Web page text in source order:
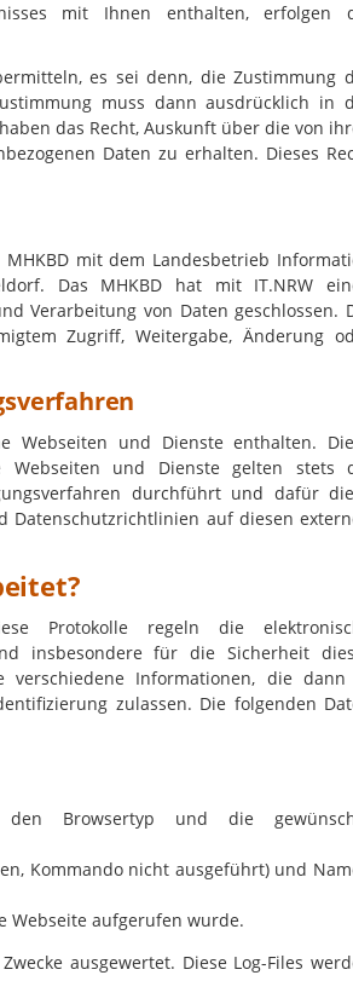
mit Ihnen enthalten, erfolgen
es sei denn, die Zustimmung
muss dann ausdrücklich in
das Recht, Auskunft über die von
Daten zu erhalten. Dieses
mit dem Landesbetrieb
Das MHKBD hat mit IT.NRW
Verarbeitung von Daten geschlossen.
Zugriff, Weitergabe, Änderung
Webseiten und Dienste enthalten.
Webseiten und Dienste gelten stets
durchführt und dafür
Datenschutzrichtlinien auf diesen
Protokolle regeln die
insbesondere für die Sicherheit
verschiedene Informationen, die dann
zulassen. Die folgenden
Browsertyp und die
Kommando nicht ausgeführt) und
Webseite aufgerufen wurde.
ausgewertet. Diese Log-Files